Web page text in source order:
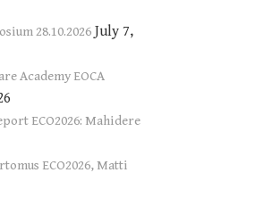
28.10.2026 July 7,
Academy EOCA
ECO2026: Mahidere
ECO2026, Matti